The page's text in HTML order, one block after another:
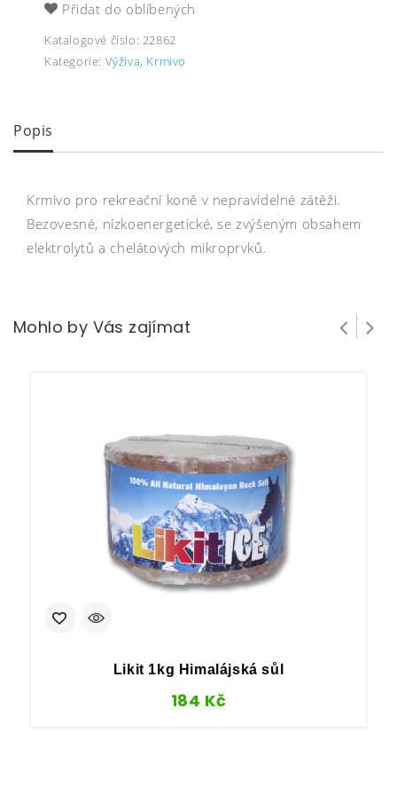
Přidat do oblíbených
Katalogové číslo: 22862
Kategorie: Výživa, Krmivo
Popis
Krmivo pro rekreační koně v nepravidelné zátěži.
Bezovesné, nízkoenergetické, se zvýšeným obsahem
elektrolytů a chelátových mikroprvků.
Mohlo by Vás zajímat
Likit 1kg Himalájská sůl
184 Kč